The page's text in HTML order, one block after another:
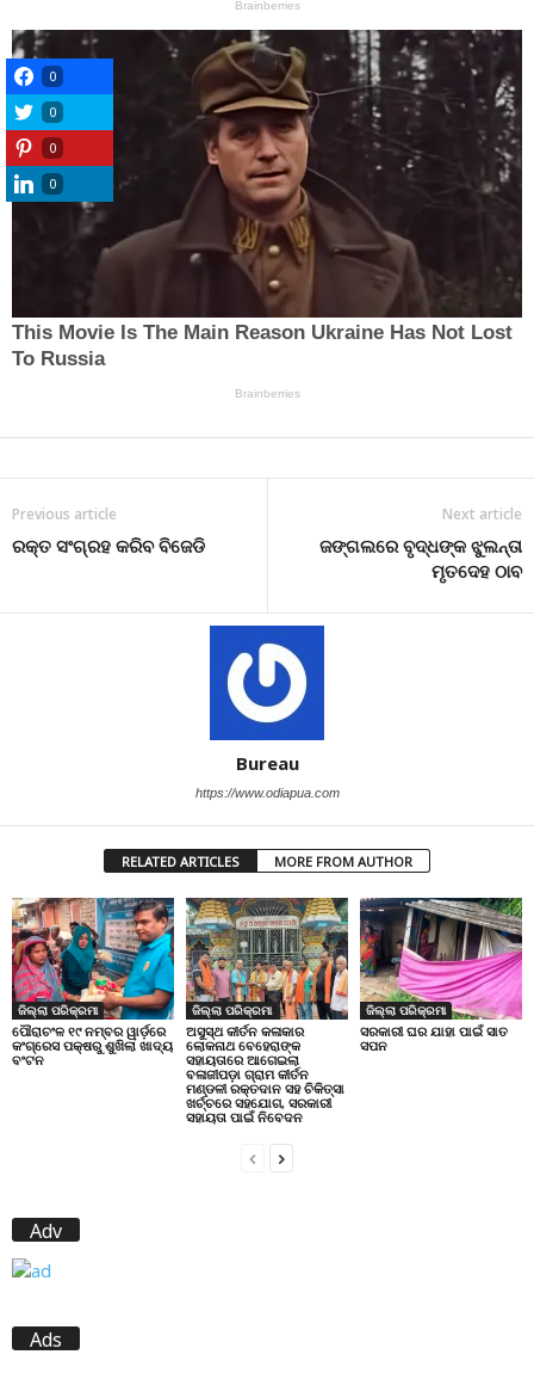
Previous article
ରକ୍ତ ସଂଗ୍ରହ କରିବ ବିଜେଡି
Next article
ଜଙ୍ଗଲରେ ବୃଦ୍ଧଙ୍କ ଝୁଲନ୍ତା
ମୃତଦେହ ଠାବ
Bureau
https://www.odiapua.com
RELATED ARTICLES MORE FROM AUTHOR
ଜିଲ୍ଲା ପରିକ୍ରମା
ପୌରାଚଂଳ ୧୯ ନମ୍ବର ୱାର୍ଡ଼ରେ
କଂଗ୍ରେସ ପକ୍ଷରୁ ଶୁଖିଲା ଖାଦ୍ୟ
ବଂଟନ
ଜିଲ୍ଲା ପରିକ୍ରମା
ଅସୁସ୍ଥ କୀର୍ତନ କଳାକାର
ଲୋକନାଥ ବେହେରାଙ୍କ
ସହାୟତାରେ ଆଗେଇଲା
ବଳାଜୀପଡ଼ା ଗ୍ରାମ କୀର୍ତନ
ମଣ୍ଡଳୀ ରକ୍ତଦାନ ସହ ଚିକିତ୍ସା
ଖର୍ଚ୍ଚରେ ସହଯୋଗ, ସରକାରୀ
ସହାୟତା ପାଇଁ ନିବେଦନ
ଜିଲ୍ଲା ପରିକ୍ରମା
ସରକାରୀ ଘର ଯାହା ପାଇଁ ସାତ
ସପନ
Adv
Ads
0
0
0
0